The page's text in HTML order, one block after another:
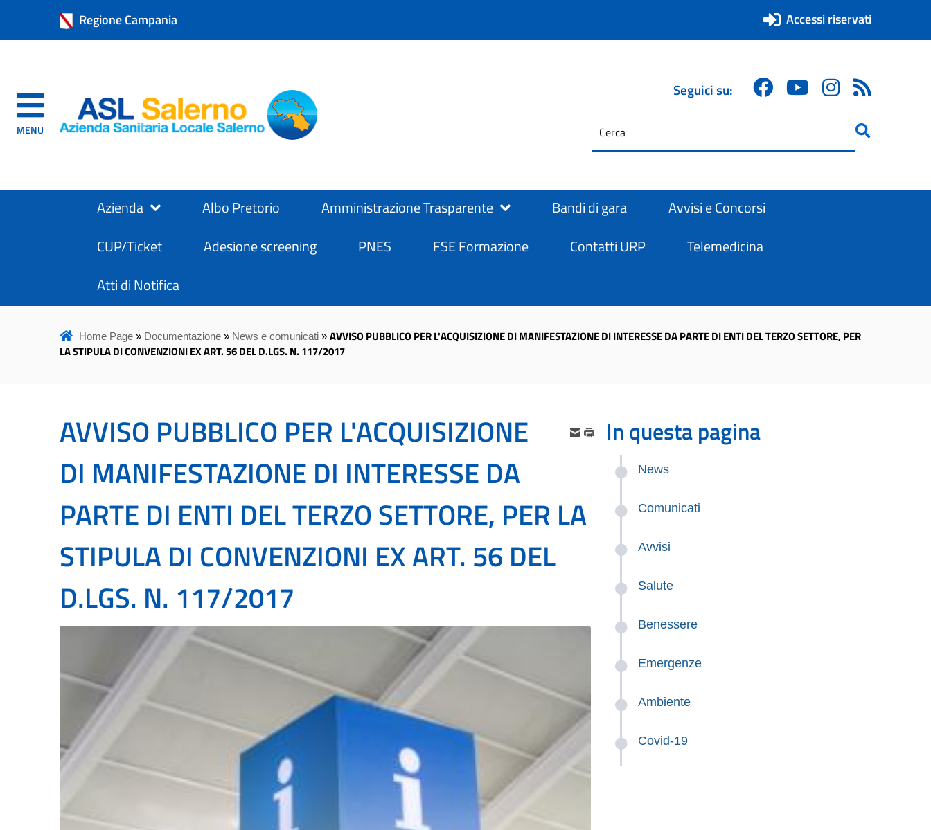
Regione Campania Accessi riservati
MENU ASL Salerno
ASL Salerno
Seguici su:
da
ricerca
Azienda Albo Pretorio Amministrazione Trasparente Bandi di gara
Avvisi e Concorsi
CUP/Ticket
Adesione screening PNES FSE Formazione Contatti URP
Telemedicina
Atti di Notifica
Home Page» Documentazione» News e comunicati» AVVISO PUBBLICO PER L'ACQUISIZIONE DI MANIFESTAZIONE DI INTERESSE DA PARTE DI ENTI DEL TERZO SETTORE, PER
LA STIPULA DI CONVENZIONI EX ART. 56 DEL D.LGS. N. 117/2017
AVVISO PUBBLICO PER L'ACQUISIZIONE
DI MANIFESTAZIONE DI INTERESSE DA
PARTE DI ENTI DEL TERZO SETTORE, PER LA
STIPULA DI CONVENZIONI EX ART. 56 DEL
D.LGS. N. 117/2017
In questa pagina
News
Comunicati
Avvisi
Salute
Benessere
Emergenze
Ambiente
Covid-19